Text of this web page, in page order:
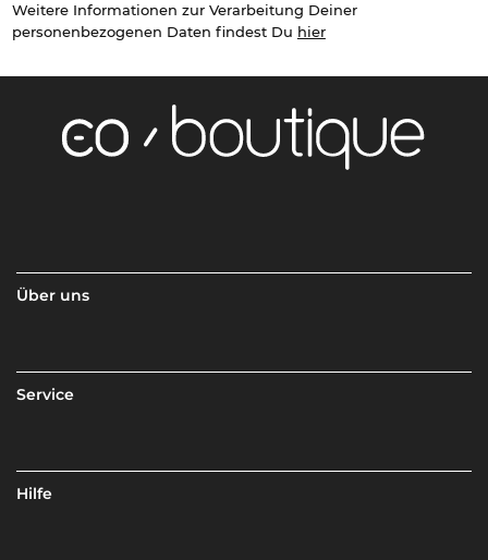
Weitere Informationen zur Verarbeitung Deiner
personenbezogenen Daten findest Du hier
Über uns
Service
Hilfe